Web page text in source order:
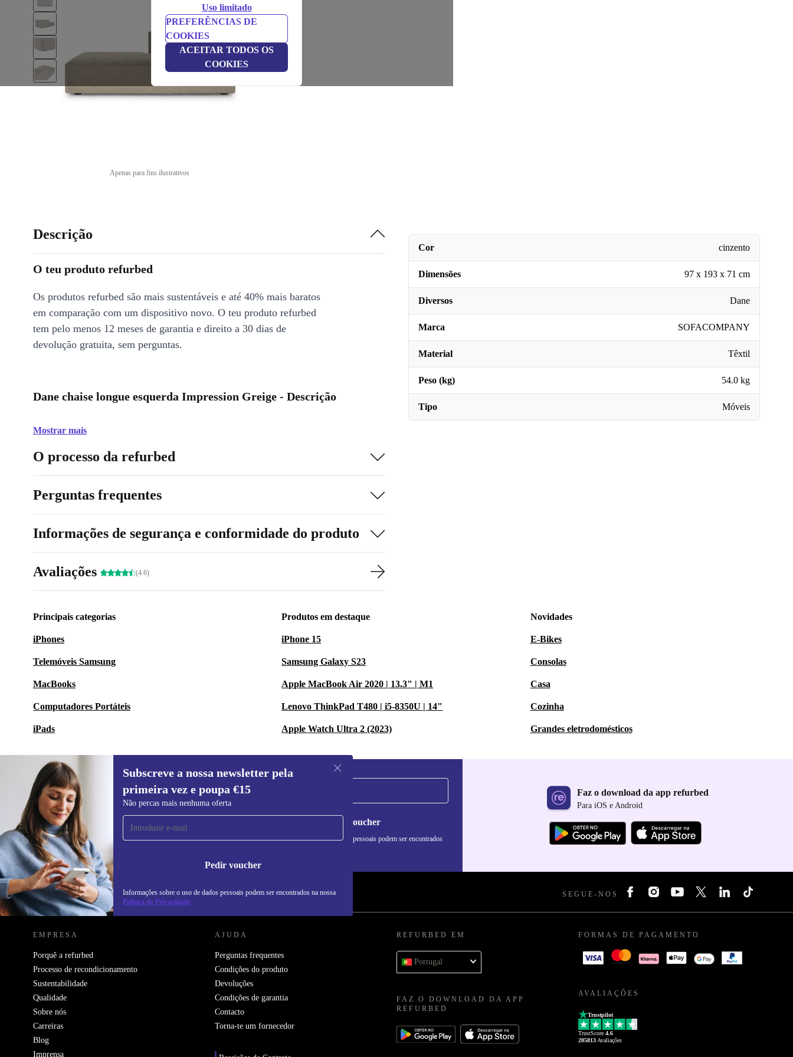
Uso limitado
PREFERÊNCIAS DE
COOKIES
ACEITAR TODOS OS
COOKIES
Apenas para fins ilustrativos
Cor cinzento
Dimensões 97 x 193 x 71 cm
Diversos Dane
Marca SOFACOMPANY
Material Têxtil
Peso (kg) 54.0 kg
Tipo Móveis
Descrição
O teu produto refurbed
Os produtos refurbed são mais sustentáveis e até 40% mais baratos
em comparação com um dispositivo novo. O teu produto refurbed
tem pelo menos 12 meses de garantia e direito a 30 dias de
devolução gratuita, sem perguntas.
Dane chaise longue esquerda Impression Greige - Descrição
Mostrar mais
O processo da refurbed
Perguntas frequentes
Informações de segurança e conformidade do produto
Avaliações (4.6)
Principais categorias
iPhones
Telemóveis Samsung
MacBooks
Computadores Portáteis
iPads
Produtos em destaque
iPhone 15
Samsung Galaxy S23
Apple MacBook Air 2020 | 13.3" | M1
Lenovo ThinkPad T480 | i5-8350U | 14"
Apple Watch Ultra 2 (2023)
Novidades
E-Bikes
Consolas
Casa
Cozinha
Grandes eletrodomésticos
Subscreve a nossa newsletter pela
primeira vez e poupa €15
Não percas mais nenhuma oferta
Pedir voucher
Informações sobre o uso de dados pessoais podem ser encontrados na nossa
Política de Privacidade
Subscreve a nossa newsletter pela
primeira vez e poupa 15€!
Não percas mais nenhuma oferta.
Pedir voucher
Informações sobre o uso de dados pessoais podem ser encontrados
Faz o download da app refurbed
Para iOS e Android
REFURBED PORTUGAL - RETHINK NEW. SEGUE-NOS
EMPRESA
Porquê a refurbed
Processo de recondicionamento
Sustentabilidade
Qualidade
Sobre nós
Carreiras
Blog
Imprensa
AJUDA
Perguntas frequentes
Condições do produto
Devoluções
Condições de garantia
Contacto
Torna-te um fornecedor
REFURBED EM
Portugal
FAZ O DOWNLOAD DA APP
REFURBED
FORMAS DE PAGAMENTO
AVALIAÇÕES
Trustpilot
TrustScore 4.6
205813 Avaliações